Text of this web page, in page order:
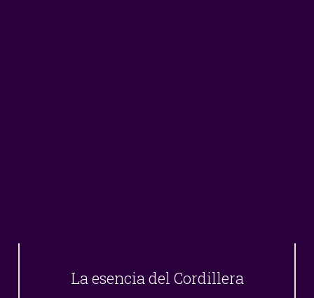
La esencia del Cordillera